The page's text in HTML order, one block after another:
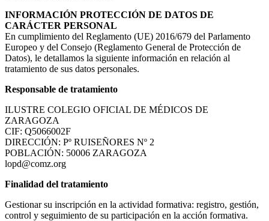
INFORMACIÓN PROTECCIÓN DE DATOS DE
CARÁCTER PERSONAL
En cumplimiento del Reglamento (UE) 2016/679 del Parlamento
Europeo y del Consejo (Reglamento General de Protección de
Datos), le detallamos la siguiente información en relación al
tratamiento de sus datos personales.
Responsable de tratamiento
ILUSTRE COLEGIO OFICIAL DE MÉDICOS DE
ZARAGOZA
CIF: Q5066002F
DIRECCIÓN: Pº RUISEÑORES Nº 2
POBLACIÓN: 50006 ZARAGOZA
lopd@comz.org
Finalidad del tratamiento
Gestionar su inscripción en la actividad formativa: registro, gestión,
control y seguimiento de su participación en la acción formativa.